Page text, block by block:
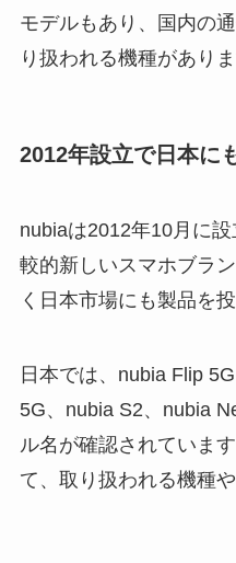
モデルもあり、国内の
り扱われる機種がありま
2012年設立で日本に
nubiaは2012年10月に
較的新しいスマホブラ
く日本市場にも製品を
日本では、nubia Flip
5G、nubia S2、nubia
ル名が確認されていま
て、取り扱われる機種